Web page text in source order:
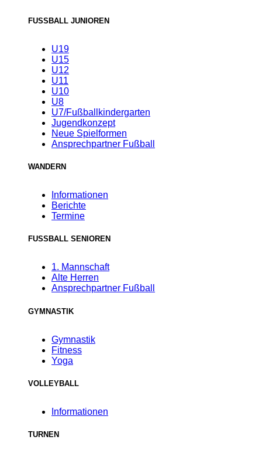
FUSSBALL JUNIOREN
U19
U15
U12
U11
U10
U8
U7/Fußballkindergarten
Jugendkonzept
Neue Spielformen
Ansprechpartner Fußball
WANDERN
Informationen
Berichte
Termine
FUSSBALL SENIOREN
1. Mannschaft
Alte Herren
Ansprechpartner Fußball
GYMNASTIK
Gymnastik
Fitness
Yoga
VOLLEYBALL
Informationen
TURNEN